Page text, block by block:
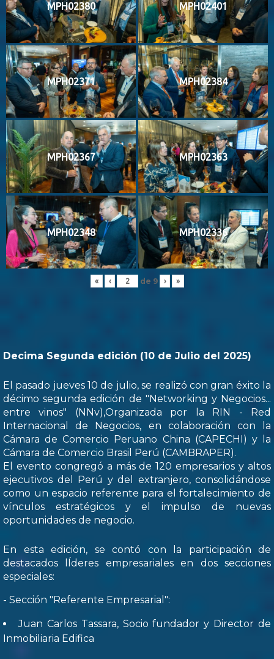
MPH02380 MPH02401
MPH02371 MPH02384
MPH02367 MPH02363
MPH02348 MPH02336
« ‹ de 9 › »
Decima Segunda edición (10 de Julio del 2025)
El pasado jueves 10 de julio, se realizó con gran éxito la
décimo segunda edición de "Networking y Negocios...
entre vinos" (NNv),Organizada por la RIN - Red
Internacional de Negocios, en colaboración con la
Cámara de Comercio Peruano China (CAPECHI) y la
Cámara de Comercio Brasil Perú (CAMBRAPER).
El evento congregó a más de 120 empresarios y altos
ejecutivos del Perú y del extranjero, consolidándose
como un espacio referente para el fortalecimiento de
vínculos estratégicos y el impulso de nuevas
oportunidades de negocio.
En esta edición, se contó con la participación de
destacados lÍderes empresariales en dos secciones
especiales:
- Sección "Referente Empresarial":
Juan Carlos Tassara, Socio fundador y Director de
Inmobiliaria Edifica